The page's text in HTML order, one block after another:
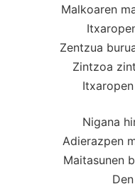
Malkoaren
Zentzua
Zintzoa
Nigana
Adierazpen
Maitasunen